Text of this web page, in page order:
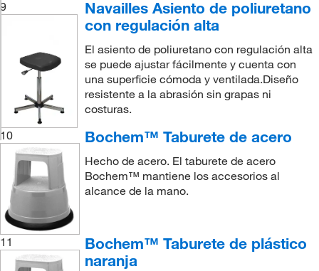
9
Navailles Asiento de poliuretano
con regulación alta
El asiento de poliuretano con regulación alta
se puede ajustar fácilmente y cuenta con
una superficie cómoda y ventilada.Diseño
resistente a la abrasión sin grapas ni
costuras.
10
Bochem™ Taburete de acero
Hecho de acero. El taburete de acero
Bochem™ mantiene los accesorios al
alcance de la mano.
11
Bochem™ Taburete de plástico
naranja